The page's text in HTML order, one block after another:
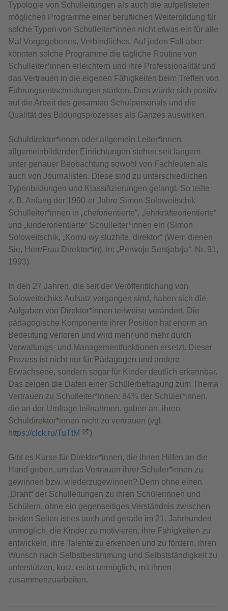
Typologie von Schulleitungen als auch die aufgelisteten
möglichen Programme einer beruflichen Weiterbildung für
solche Typen von Schulleiter*innen nicht etwas ein für alle
Mal Vorgegebenes, Verbindliches. Auf jeden Fall aber
könnten solche Programme die tägliche Routine von
Schulleiter*innen erleichtern und ihre Professionalität und
das Vertrauen in die eigenen Fähigkeiten beim Treffen von
Führungsentscheidungen stärken. Dies würde sich positiv
auf die Arbeit des gesamten Schulpersonals und die
Qualität des Bildungsprozesses als Ganzes auswirken.
Schuldirektor*innen oder allgemein Leiter*innen
allgemeinbildender Einrichtungen stehen seit langem
unter genauer Beobachtung sowohl von Fachleuten als
auch von Journalisten. Diese sind zu unterschiedlichen
Typenbildungen und Klassifizierungen gelangt. So teilte
z. B. Anfang der 1990-er Jahre Simon Soloweitschik
Schulleiter*innen in „cheforientierte“, „lehrkräfteorientierte“
und „kinderorientierte“ Schulleiter*innen ein (Simon
Soloweitschik, „Komu wy sluzhite, direktor“ (Wem dienen
Sie, Herr/Frau Direktor*in), in: „Perwoje Sentjabrja“, Nr. 91,
1993).
In den 27 Jahren, die seit der Veröffentlichung von
Soloweitschiks Aufsatz vergangen sind, haben sich die
Aufgaben von Direktor*innen teilweise verändert. Die
pädagogische Komponente ihrer Position hat enorm an
Bedeutung verloren und wird mehr und mehr durch
Verwaltungs- und Managementfunktionen ersetzt. Dieser
Prozess ist nicht nur für Pädagogen und andere
Erwachsene, sondern sogar für Kinder deutlich erkennbar.
Das zeigen die Daten einer Schülerbefragung zum Thema
Vertrauen zu Schulleiter*innen: 84% der Schüler*innen,
die an der Umfrage teilnahmen, gaben an, ihren
Schuldirektor*innen nicht zu vertrauen (vgl.
https://clck.ru/TuTtM
)
Gibt es Kurse für Direktor*innen, die ihnen Hilfen an die
Hand geben, um das Vertrauen ihrer Schüler*innen zu
gewinnen bzw. wiederzugewinnen? Denn ohne einen
„Draht“ der Schulleitungen zu ihren Schülerinnen und
Schülern, ohne ein gegenseitiges Verständnis zwischen
beiden Seiten ist es auch und gerade im 21. Jahrhundert
unmöglich, die Kinder zu motivieren, ihre Fähigkeiten zu
entwickeln, ihre Talente zu erkennen und zu fördern, ihren
Wunsch nach Selbstbestimmung und Selbstständigkeit zu
unterstützen, kurz, es ist unmöglich, mit ihnen
zusammenzuarbeiten.